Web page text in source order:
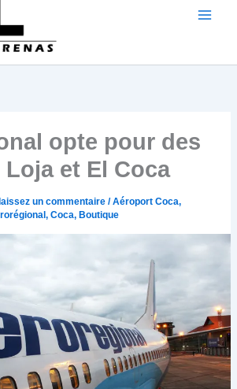
opte pour des
et El Coca
laissez un commentaire /Aéroport Coca,
,Coca, Boutique